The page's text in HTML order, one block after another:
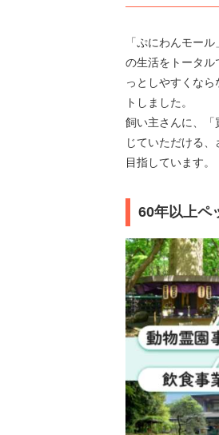
「ぷにわんモー
の生活をトータル
っとしやすくな
トしました。
飼い主さんに、「
じていただける
目指しています。
60年以上ペ